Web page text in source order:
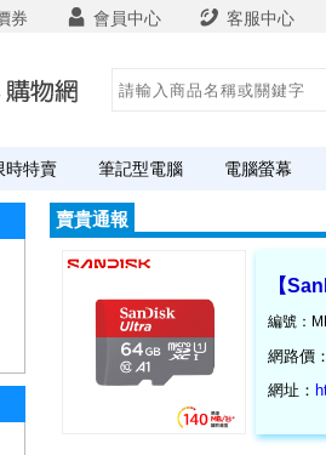
券 會員中心 客服中心
時特賣 筆記型電腦 電腦螢幕
賣貴通報
【
編號：
網路價
網址：